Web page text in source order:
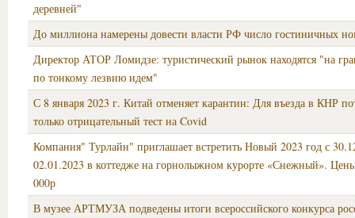
деревней"
До миллиона намерены довести власти РФ число гостиничных
Директор АТОР Ломидзе: туристический рынок находятся "на
по тонкому лезвию идем"
С 8 января 2023 г. Китай отменяет карантин: Для въезда в КНР
только отрицательный тест на Covid
Компания" Турлайн" приглашает встретить Новый 2023 год с
02.01.2023 в коттедже на горнолыжном курорте «Снежный».
000р
В музее АРТМУЗА подведены итоги всероссийского конкурса